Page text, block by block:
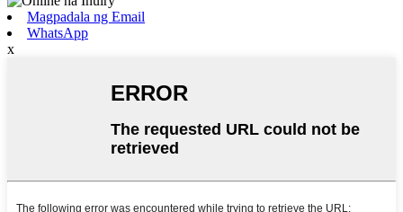
Magpadala ng Email
WhatsApp
x